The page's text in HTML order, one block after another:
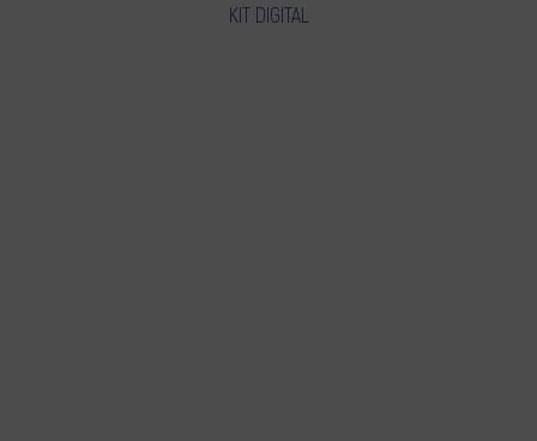
KIT DIGITAL